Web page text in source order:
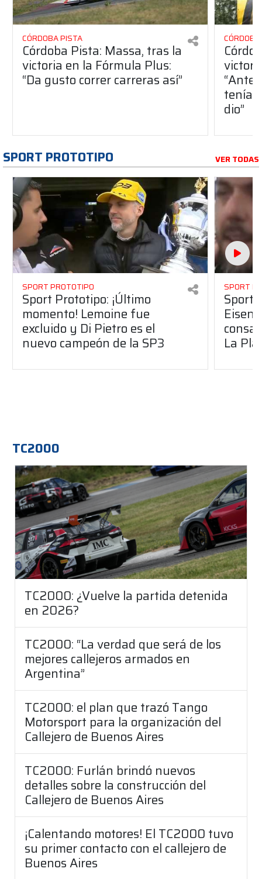
CÓRDOBA PISTA
Córdoba Pista: Massa, tras la
victoria en la Fórmula Plus:
“Da gusto correr carreras así”
dio”
SPORT PROTOTIPO VER TODAS
SPORT PROTOTIPO
Sport Prototipo: ¡Último
momento! Lemoine fue
excluido y Di Pietro es el
nuevo campeón de la SP3
SPORT
Sport
La
TC2000
TC2000: ¿Vuelve la partida detenida
en 2026?
TC2000: “La verdad que será de los
mejores callejeros armados en
Argentina”
TC2000: el plan que trazó Tango
Motorsport para la organización del
Callejero de Buenos Aires
TC2000: Furlán brindó nuevos
detalles sobre la construcción del
Callejero de Buenos Aires
¡Calentando motores! El TC2000 tuvo
su primer contacto con el callejero de
Buenos Aires